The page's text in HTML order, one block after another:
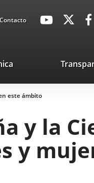
ContactoavaHeaderSocial
Link
Link
Link
external
application.
este ámbito
y la
y